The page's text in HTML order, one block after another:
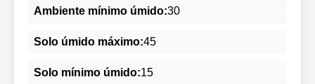
Ambiente mínimo úmido:30
Solo úmido máximo:45
Solo mínimo úmido:15